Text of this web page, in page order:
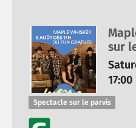
sur
17:00
Spectacle sur le parvis